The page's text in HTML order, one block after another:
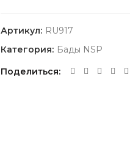
Артикул: RU917
Категория: Бады NSP
Поделиться